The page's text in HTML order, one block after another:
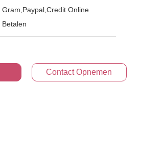
Gram,Paypal,Credit Online
Betalen
Contact Opnemen